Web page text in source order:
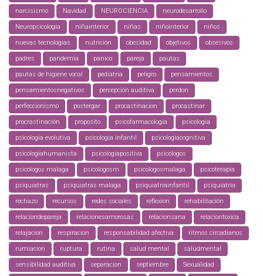
narcisismo Navidad NEUROCIENCIA neurodesarrollo
Neuropsicología niñainterior niñas niñointerior niños
nuevas tecnologias nutrición obesidad objetivos obsesivos
padres pandemia panico pareja pautas
pautas de higiene vocal pediatria peligro pensamientos
pensamientosnegativos percepción auditiva perdon
perfeccionismo postergar procastinacion procastinar
procrastinación proposito psicofarmacología psicologia
psicologia evolutiva psicologia infantil psicologiacognitiva
psicologiahumanista psicologiapositiva psicologos
psicologos malaga psicologosm psicologosmalaga psicoterapia
psiquiatras psiquiatras malaga psiquiatriainfantil psiquiatría
rechazo recursos redes sociales reflexion rehabilitación
relaciondepareja relacionesamorosas relacionsana relaciontoxica
relajacion respiracion responsabilidad afectiva ritmos circadianos
rumiacion ruptura rutina salud mental saludmental
sensibilidad auditiva separacion septiembre Sexualidad